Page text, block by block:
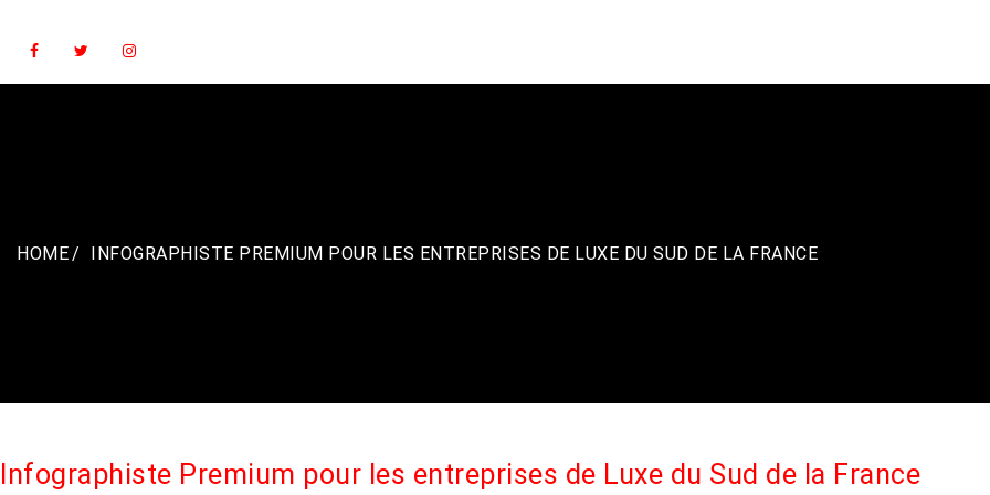
content
HOME INFOGRAPHISTE PREMIUM POUR LES ENTREPRISES DE LUXE DU SUD DE LA FRANCE
Infographiste Premium pour les entreprises de Luxe du Sud de la France